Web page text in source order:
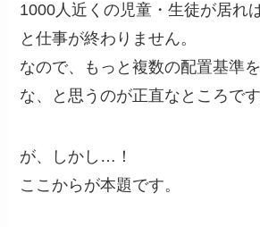
1000人近くの児童・生徒が居れ
と仕事が終わりません。
なので、もっと複数の配置基準
な、と思うのが正直なところです
が、しかし…！
ここからが本題です。